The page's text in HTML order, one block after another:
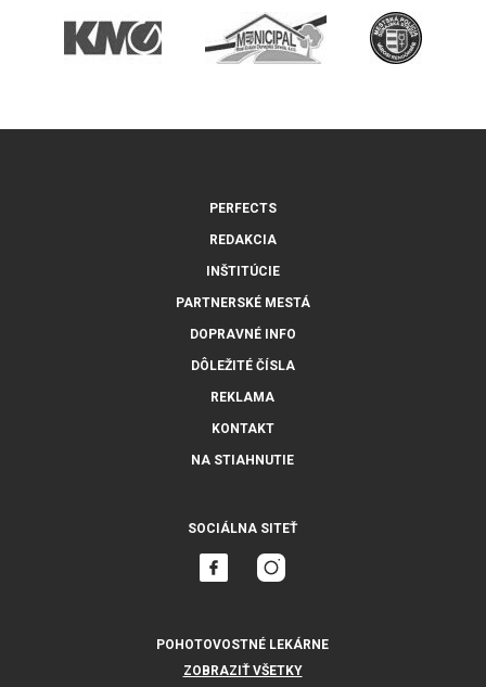
PERFECTS
REDAKCIA
INŠTITÚCIE
PARTNERSKÉ MESTÁ
DOPRAVNÉ INFO
DÔLEŽITÉ ČÍSLA
REKLAMA
KONTAKT
NA STIAHNUTIE
SOCIÁLNA SITEŤ
POHOTOVOSTNÉ LEKÁRNE
ZOBRAZIŤ VŠETKY